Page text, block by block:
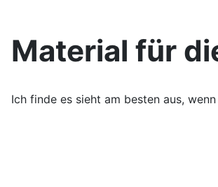
Material für
Ich finde es sieht am besten aus,